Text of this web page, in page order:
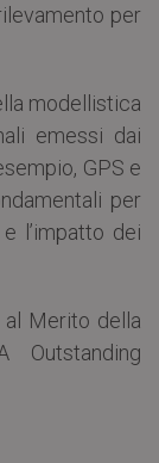
per
modellistica
emessi dai
GPS e
per
l’impatto dei
al Merito della
Outstanding